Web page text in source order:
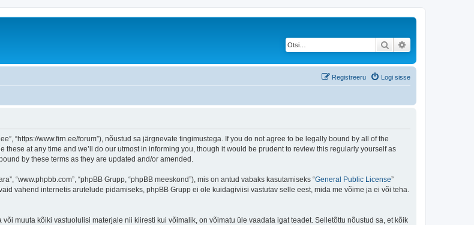
Otsi
Logi sisse
Registreeru
“https://www.firn.ee/forum”), nõustud sa järgnevate tingimustega. If you do not agree to be legally bound by all of the
these at any time and we’ll do our utmost in informing you, though it would be prudent to review this regularly yourself as
by these terms as they are updated and/or amended.
“www.phpbb.com”, “phpBB Grupp, “phpBB meeskond”), mis on antud vabaks kasutamiseks “General Public License”
vahend internetis arutelude pidamiseks, phpBB Grupp ei ole kuidagiviisi vastutav selle eest, mida me võime ja ei või teha.
muuta kõiki vastuolulisi materjale nii kiiresti kui võimalik, on võimatu üle vaadata igat teadet. Selletõttu nõustud sa, et kõik